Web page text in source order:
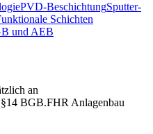
PVD-BeschichtungSputter-
Schichten
und AEB
an
BGB.FHR Anlagenbau